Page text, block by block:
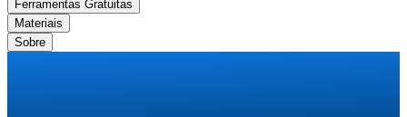
Ferramentas Gratuitas
Materiais
Sobre